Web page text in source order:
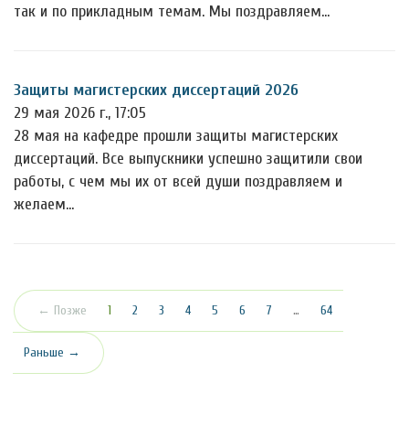
так и по прикладным темам. Мы поздравляем…
Защиты магистерских диссертаций 2026
29 мая 2026 г., 17:05
28 мая на кафедре прошли защиты магистерских
диссертаций. Все выпускники успешно защитили свои
работы, с чем мы их от всей души поздравляем и
желаем…
← Позже 1 (текущая)
2 3 4 5 6 7 … 64
Раньше →